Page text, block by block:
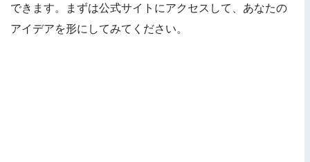
できます。まずは公式サイトにアクセスして、あなたの
アイデアを形にしてみてください。